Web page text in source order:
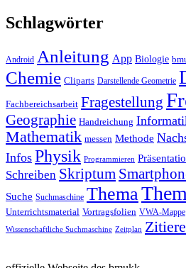
Schlagwörter
Android Anleitung App Biologie
Chemie Cliparts Darstellende Geometrie
Fachbereichsarbeit Fragestellung
Geographie Handreichung
Mathematik messen Methode
Infos Physik Programmieren
Schreiben Skriptum
Suche Suchmaschine Thema
Unterrichtsmaterial Vortragsfolien VWA-Mappe
Wissenschaftliche Suchmaschine Zeitplan